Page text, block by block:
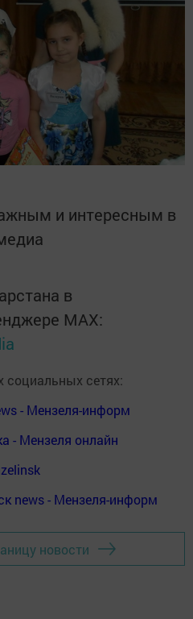
и интересным в
в
MАХ:
социальных сетях:
- Мензеля-информ
- Мензеля онлайн
news - Мензеля-информ
новости